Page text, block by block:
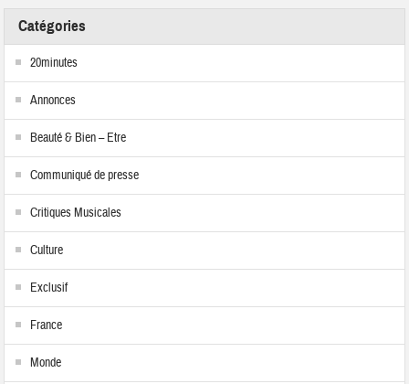
Catégories
20minutes
Annonces
Beauté & Bien – Etre
Communiqué de presse
Critiques Musicales
Culture
Exclusif
France
Monde